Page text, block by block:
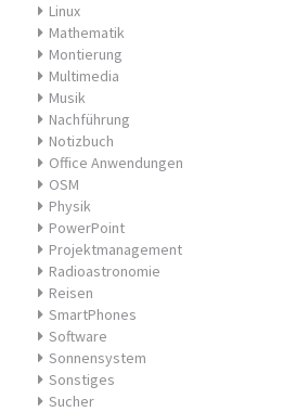
Linux
Mathematik
Montierung
Multimedia
Musik
Nachführung
Notizbuch
Office Anwendungen
OSM
Physik
PowerPoint
Projektmanagement
Radioastronomie
Reisen
SmartPhones
Software
Sonnensystem
Sonstiges
Sucher